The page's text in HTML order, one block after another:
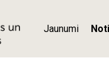
Jaunumi